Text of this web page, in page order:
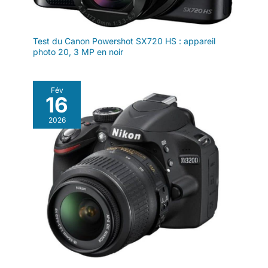
prend en charge les cartes microSD jusqu'à 128 Go (carte 32
Go incluse). Une puissante batterie de 1500 mAh est incluse
dans la livraison qui permet une durée d'enregistrement de
fermement fermé pour garantir l'étanchéité.
Test du Canon Powershot SX720 HS : appareil
photo 20, 3 MP en noir
Fév
16
2026